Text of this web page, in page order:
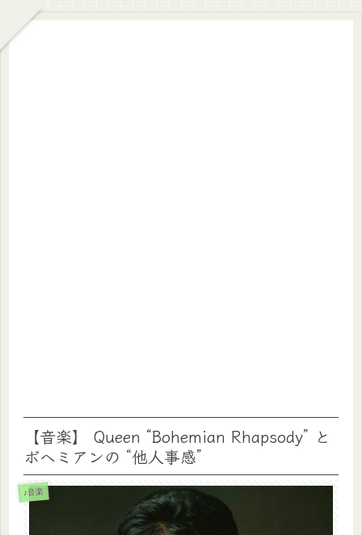
【音楽】 Queen “Bohemian Rhapsody” と
ボヘミアンの “他人事感”
♪音楽